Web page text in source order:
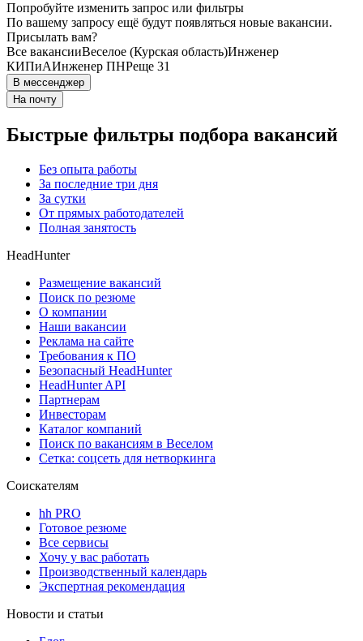
Попробуйте изменить запрос или фильтры
По вашему запросу ещё будут появляться новые вакансии.
Присылать вам?
Все вакансииВеселое (Курская область)Инженер
КИПиАИнженер ПНРеще 31
В мессенджер
На почту
Быстрые фильтры подбора вакансий
Без опыта работы
За последние три дня
За сутки
От прямых работодателей
Полная занятость
HeadHunter
Размещение вакансий
Поиск по резюме
О компании
Наши вакансии
Реклама на сайте
Требования к ПО
Безопасный HeadHunter
HeadHunter API
Партнерам
Инвесторам
Каталог компаний
Поиск по вакансиям в Веселом
Сетка: соцсеть для нетворкинга
Соискателям
hh PRO
Готовое резюме
Все сервисы
Хочу у вас работать
Производственный календарь
Экспертная рекомендация
Новости и статьи